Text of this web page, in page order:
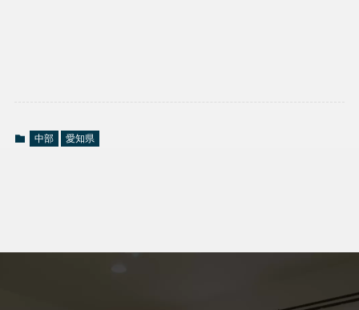
中部 愛知県